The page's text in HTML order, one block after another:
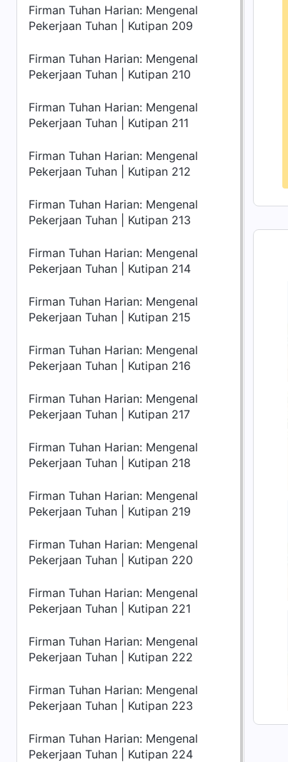
Firman Tuhan Harian: Mengenal
Pekerjaan Tuhan | Kutipan 209
Firman Tuhan Harian: Mengenal
Pekerjaan Tuhan | Kutipan 210
Firman Tuhan Harian: Mengenal
Pekerjaan Tuhan | Kutipan 211
Firman Tuhan Harian: Mengenal
Pekerjaan Tuhan | Kutipan 212
Firman Tuhan Harian: Mengenal
Pekerjaan Tuhan | Kutipan 213
Firman Tuhan Harian: Mengenal
Pekerjaan Tuhan | Kutipan 214
Firman Tuhan Harian: Mengenal
Pekerjaan Tuhan | Kutipan 215
Firman Tuhan Harian: Mengenal
Pekerjaan Tuhan | Kutipan 216
Firman Tuhan Harian: Mengenal
Pekerjaan Tuhan | Kutipan 217
Firman Tuhan Harian: Mengenal
Pekerjaan Tuhan | Kutipan 218
Firman Tuhan Harian: Mengenal
Pekerjaan Tuhan | Kutipan 219
Firman Tuhan Harian: Mengenal
Pekerjaan Tuhan | Kutipan 220
Firman Tuhan Harian: Mengenal
Pekerjaan Tuhan | Kutipan 221
Firman Tuhan Harian: Mengenal
Pekerjaan Tuhan | Kutipan 222
Firman Tuhan Harian: Mengenal
Pekerjaan Tuhan | Kutipan 223
Firman Tuhan Harian: Mengenal
Pekerjaan Tuhan | Kutipan 224